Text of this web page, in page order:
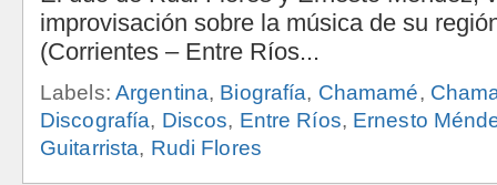
Labels: Argentina, Biografía, Chamamé,
Discografía, Discos, Entre Ríos, Ernesto
Guitarrista, Rudi Flores